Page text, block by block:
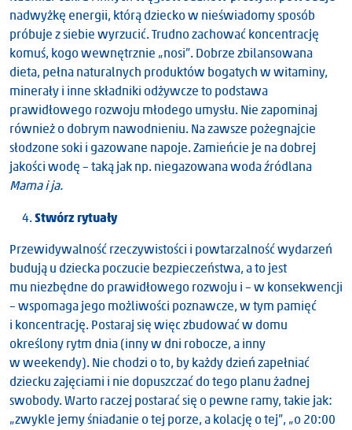
nadwyżkę energii, którą dziecko w nieświadomy sposób
próbuje z siebie wyrzucić. Trudno zachować koncentrację
komuś, kogo wewnętrznie „nosi”. Dobrze zbilansowana
dieta, pełna naturalnych produktów bogatych w witaminy,
minerały i inne składniki odżywcze to podstawa
prawidłowego rozwoju młodego umysłu. Nie zapominaj
również o dobrym nawodnieniu. Na zawsze pożegnajcie
słodzone soki i gazowane napoje. Zamieńcie je na dobrej
jakości wodę – taką jak np. niegazowana woda źródlana
Mama i ja.
Stwórz rytuały
Przewidywalność rzeczywistości i powtarzalność wydarzeń
budują u dziecka poczucie bezpieczeństwa, a to jest
mu niezbędne do prawidłowego rozwoju i – w konsekwencji
– wspomaga jego możliwości poznawcze, w tym pamięć
i koncentrację. Postaraj się więc zbudować w domu
określony rytm dnia (inny w dni robocze, a inny
w weekendy). Nie chodzi o to, by każdy dzień zapełniać
dziecku zajęciami i nie dopuszczać do tego planu żadnej
swobody. Warto raczej postarać się o pewne ramy, takie jak:
„zwykle jemy śniadanie o tej porze, a kolację o tej”, „o 20:00